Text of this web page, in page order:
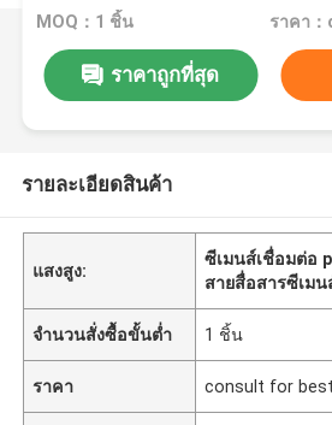
MOQ：1 ชิ้น
ราคาถูกที่สุด
รายละเอียดสินค้า
แสงสูง:
ซีเมนส์เชื่อมต่อ
สายสื่อสารซีเม
จำนวนสั่งซื้อขั้นต่ำ 1 ชิ้น
ราคา consult for